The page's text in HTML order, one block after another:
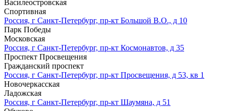
Василеостровская
Спортивная
Россия, г Санкт-Петербург, пр-кт Большой В.О., д 10
Парк Победы
Московская
Россия, г Санкт-Петербург, пр-кт Космонавтов, д 35
Проспект Просвещения
Гражданский проспект
Россия, г Санкт-Петербург, пр-кт Просвещения, д 53, кв 1
Новочеркасская
Ладожская
Россия, г Санкт-Петербург, пр-кт Шаумяна, д 51